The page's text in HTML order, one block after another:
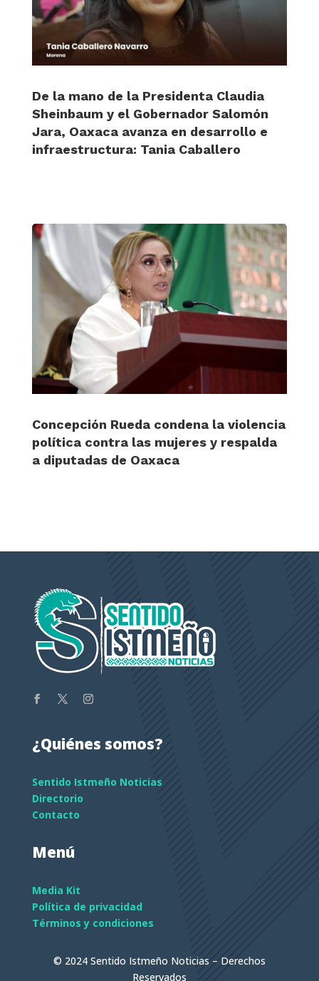
De la mano de la Presidenta Claudia
Sheinbaum y el Gobernador Salomón
Jara, Oaxaca avanza en desarrollo e
infraestructura: Tania Caballero
Concepción Rueda condena la violencia
política contra las mujeres y respalda
a diputadas de Oaxaca
¿Quiénes somos?
Sentido Istmeño Noticias
Directorio
Contacto
Menú
Media Kit
Política de privacidad
Términos y condiciones
© 2024 Sentido Istmeño Noticias – Derechos
Reservados